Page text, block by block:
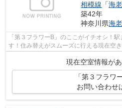
相模線 「海
築42年
神奈川県海
「第３フラワーB」のここがイチオシ！
す！住み替えがスムーズに行える現在空
現在空室情報があ
「第３フラワ
お問い合わせ